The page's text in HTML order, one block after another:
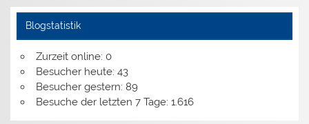
Blogstatistik
Zurzeit online: 0
Besucher heute: 43
Besucher gestern: 89
Besuche der letzten 7 Tage: 1.616